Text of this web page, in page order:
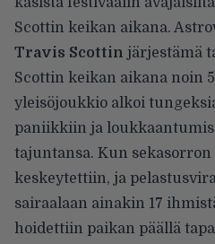
Scottin keikan aikana.
Travis Scottin järjestämä
Scottin keikan aikana noin
yleisöjoukkio alkoi
paniikkiin ja
tajuntansa. Kun
keskeytettiin, ja
sairaalaan ainakin 17
hoidettiin paikan päällä